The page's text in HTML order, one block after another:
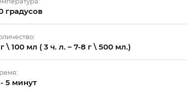
градусов
\ 100 мл ( 3 ч. л. – 7-8 г \ 500 мл.)
5 минут